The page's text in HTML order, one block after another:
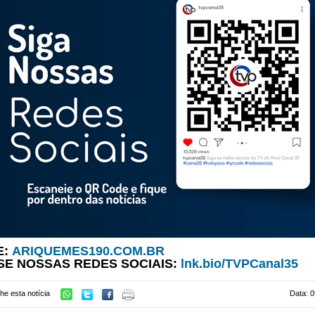
ARIQUEMES190.COM.BR
NOSSAS REDES SOCIAIS: lnk.bio/TVPCanal35
Data:
esta notícia